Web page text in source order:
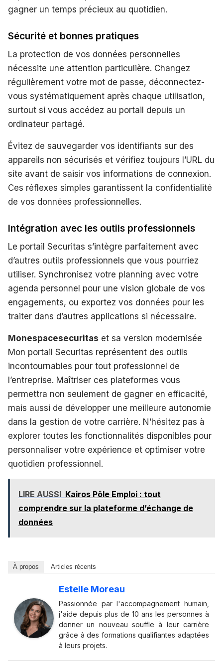
gagner un temps précieux au quotidien.
Sécurité et bonnes pratiques
La protection de vos données personnelles
nécessite une attention particulière. Changez
régulièrement votre mot de passe, déconnectez-
vous systématiquement après chaque utilisation,
surtout si vous accédez au portail depuis un
ordinateur partagé.
Évitez de sauvegarder vos identifiants sur des
appareils non sécurisés et vérifiez toujours l’URL du
site avant de saisir vos informations de connexion.
Ces réflexes simples garantissent la confidentialité
de vos données professionnelles.
Intégration avec les outils professionnels
Le portail Securitas s’intègre parfaitement avec
d’autres outils professionnels que vous pourriez
utiliser. Synchronisez votre planning avec votre
agenda personnel pour une vision globale de vos
engagements, ou exportez vos données pour les
traiter dans d’autres applications si nécessaire.
Monespacesecuritas et sa version modernisée
Mon portail Securitas représentent des outils
incontournables pour tout professionnel de
l’entreprise. Maîtriser ces plateformes vous
permettra non seulement de gagner en efficacité,
mais aussi de développer une meilleure autonomie
dans la gestion de votre carrière. N’hésitez pas à
explorer toutes les fonctionnalités disponibles pour
personnaliser votre expérience et optimiser votre
quotidien professionnel.
LIRE AUSSI Kairos Pôle Emploi : tout
comprendre sur la plateforme d’échange de
données
À propos Articles récents
Estelle Moreau
Passionnée par l'accompagnement humain,
j'aide depuis plus de 10 ans les personnes à
donner un nouveau souffle à leur carrière
grâce à des formations qualifiantes adaptées
à leurs projets.